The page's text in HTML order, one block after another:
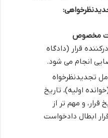
مخصوص
قرار (دادگاه
انجام می شود.
تجدیدنظرخواه
اولیه)، تاریخ
قرار، و مهم تر از
ابطال دادخواست